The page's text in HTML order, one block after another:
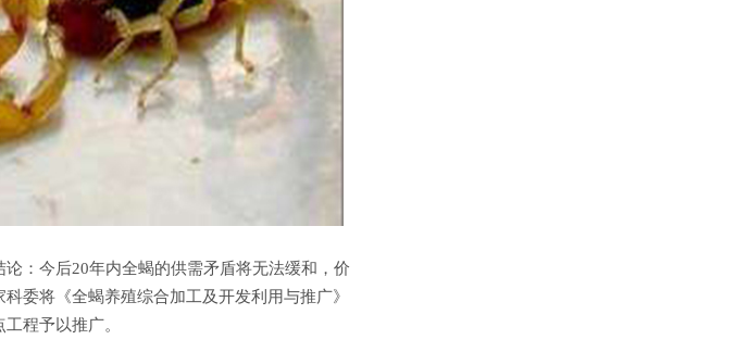
：今后20年内全蝎的供需矛盾将无法缓和，价
委将《全蝎养殖综合加工及开发利用与推广》
程予以推广。